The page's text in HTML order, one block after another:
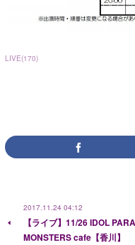
LIVE(170)
2017.11.24 04:12
【ライブ】11/26 IDOL
MONSTERS cafe【香川】